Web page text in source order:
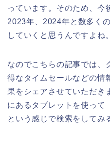
っています。そのため、今
2023年、2024年と数多く
していくと思うんですよね。
なのでこちらの記事では、
得なタイムセールなどの情
果をシェアさせていただき
にあるタブレットを使って
という感じで検索をしてみ